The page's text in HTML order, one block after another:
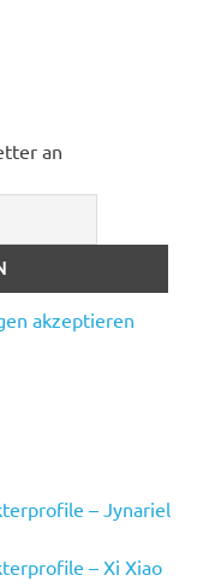
an
akzeptieren
– Jynariel
– Xi Xiao